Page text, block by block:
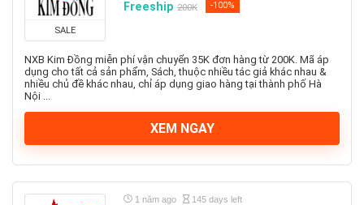
SALE
Freeship 200K -100%
NXB Kim Đồng miễn phí vận chuyển 35K đơn hàng từ 200K. Mã áp
dụng cho tất cả sản phẩm, Sách, thuộc nhiều tác giả khác nhau &
nhiều chủ đề khác nhau, chỉ áp dụng giao hàng tại thành phố Hà
Nội ...
XEM NGAY
1 năm ago 145 days left